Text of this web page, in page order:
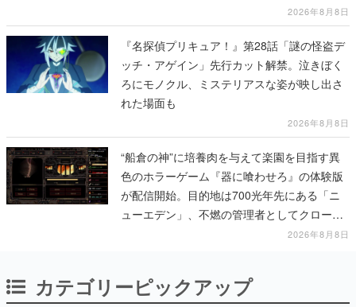
2026年8月8日
『名探偵プリキュア！』第28話「謎の怪盗デ
ッチ・アゲイン」先行カット解禁。泣きぼく
ろにモノクル、ミステリアスな姿が映し出さ
れた場面も
2026年8月8日
“船倉の神”に培養肉を与えて楽園を目指す異
色のホラーゲーム『器に喰わせろ』の体験版
が配信開始。目的地は700光年先にある「ニ
ューエデン」、不燃の管理者としてクローン
人間を増やし、加工して神に捧げる2026年8月8日
カテゴリーピックアップ